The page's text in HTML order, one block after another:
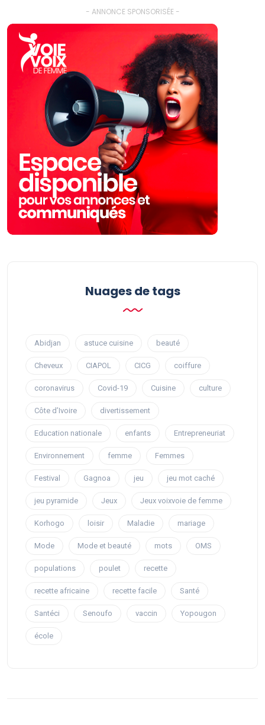
- ANNONCE SPONSORISÉE -
Nuages ​​de tags
Abidjan astuce cuisine beauté
Cheveux CIAPOL CICG coiffure
coronavirus Covid-19 Cuisine culture
Côte d’Ivoire divertissement
Education nationale enfants Entrepreneuriat
Environnement femme Femmes
Festival Gagnoa jeu jeu mot caché
jeu pyramide Jeux Jeux voixvoie de femme
Korhogo loisir Maladie mariage
Mode Mode et beauté mots OMS
populations poulet recette
recette africaine recette facile Santé
Santéci Senoufo vaccin Yopougon
école